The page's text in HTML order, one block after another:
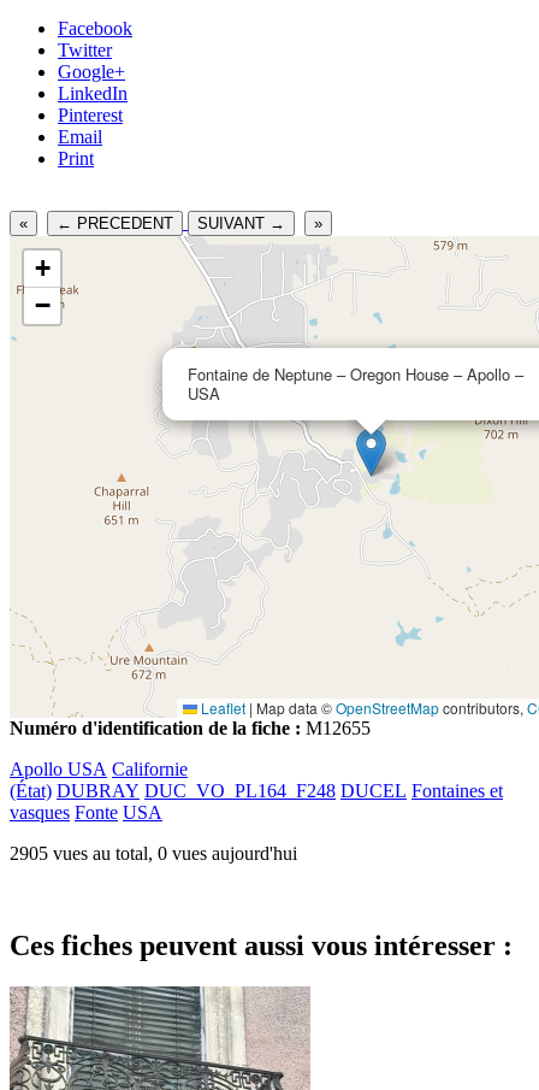
Facebook
Twitter
Google+
LinkedIn
Pinterest
Email
Print
« ← PRECEDENT SUIVANT → »
Fontaine de Neptune – Oregon House – Apollo –
USA
+
−
Leaflet | Map data ©OpenStreetMapcontributors,
Numéro d'identification de la fiche : M12655
Apollo USA Californie
(État) DUBRAY DUC_VO_PL164_F248 DUCEL Fontaines et
vasques Fonte USA
2905 vues au total, 0 vues aujourd'hui
Ces fiches peuvent aussi vous intéresser :